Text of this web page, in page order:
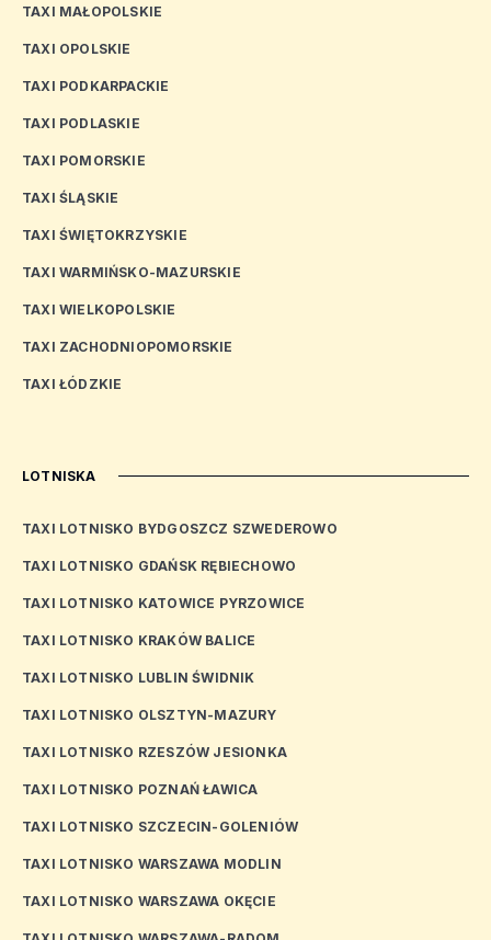
TAXI MAŁOPOLSKIE
TAXI OPOLSKIE
TAXI PODKARPACKIE
TAXI PODLASKIE
TAXI POMORSKIE
TAXI ŚLĄSKIE
TAXI ŚWIĘTOKRZYSKIE
TAXI WARMIŃSKO-MAZURSKIE
TAXI WIELKOPOLSKIE
TAXI ZACHODNIOPOMORSKIE
TAXI ŁÓDZKIE
LOTNISKA
TAXI LOTNISKO BYDGOSZCZ SZWEDEROWO
TAXI LOTNISKO GDAŃSK RĘBIECHOWO
TAXI LOTNISKO KATOWICE PYRZOWICE
TAXI LOTNISKO KRAKÓW BALICE
TAXI LOTNISKO LUBLIN ŚWIDNIK
TAXI LOTNISKO OLSZTYN-MAZURY
TAXI LOTNISKO RZESZÓW JESIONKA
TAXI LOTNISKO POZNAŃ ŁAWICA
TAXI LOTNISKO SZCZECIN-GOLENIÓW
TAXI LOTNISKO WARSZAWA MODLIN
TAXI LOTNISKO WARSZAWA OKĘCIE